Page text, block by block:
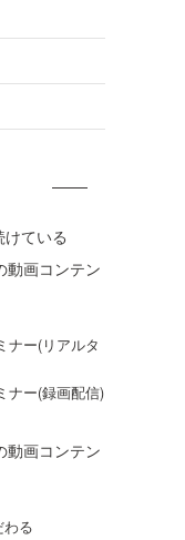
ている
動画コンテン
ナー(リアルタ
ナー(録画配信)
動画コンテン
る